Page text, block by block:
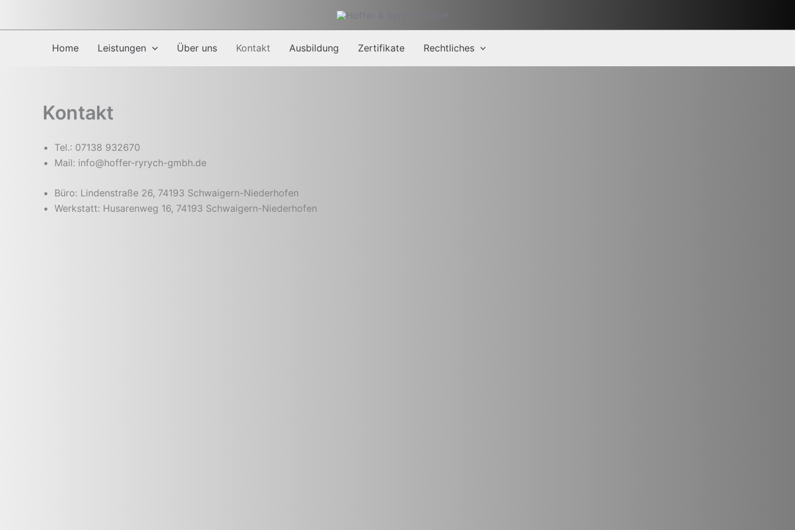
Home
Leistungen Über uns Kontakt Ausbildung Zertifikate Rechtliches
Kontakt
Tel.: 07138 932670
Mail: info@hoffer-ryrych-gmbh.de
Büro: Lindenstraße 26, 74193 Schwaigern-Niederhofen
Werkstatt: Husarenweg 16, 74193 Schwaigern-Niederhofen